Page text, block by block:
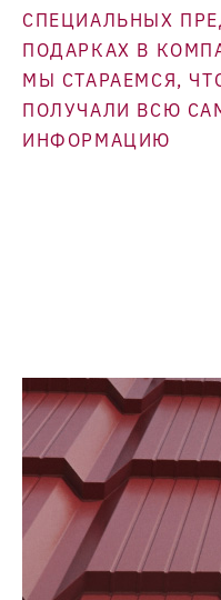
СПЕЦИАЛЬНЫХ
ПОДАРКАХ В
МЫ СТАРАЕМСЯ,
ПОЛУЧАЛИ ВСЮ
ИНФОРМАЦИЮ